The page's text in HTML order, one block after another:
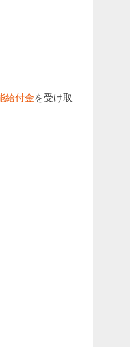
給付金を受け取